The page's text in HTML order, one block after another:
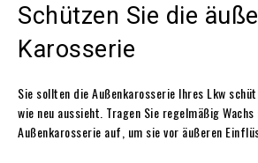
Schützen Sie die
Karosserie
Sie sollten die Außenkarosserie Ihres Lkw
wie neu aussieht. Tragen Sie regelmäßig
Außenkarosserie auf, um sie vor äußeren